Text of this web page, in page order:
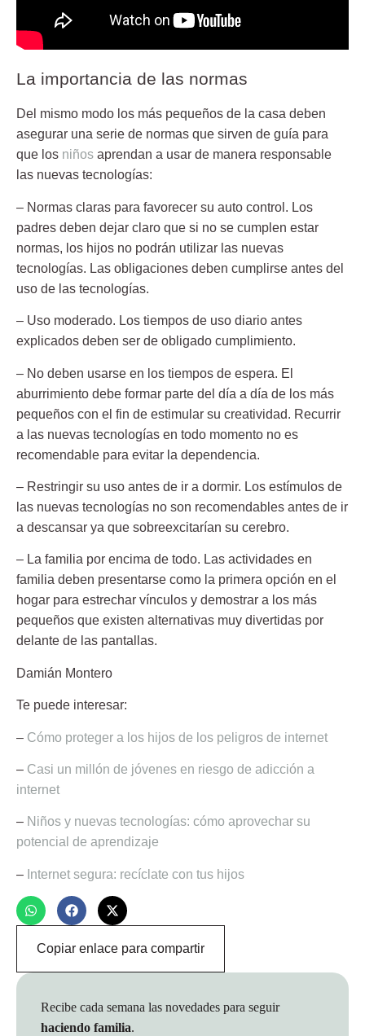
La importancia de las normas
Del mismo modo los más pequeños de la casa deben
asegurar una serie de normas que sirven de guía para
que los niños aprendan a usar de manera responsable
las nuevas tecnologías:
– Normas claras para favorecer su auto control. Los
padres deben dejar claro que si no se cumplen estar
normas, los hijos no podrán utilizar las nuevas
tecnologías. Las obligaciones deben cumplirse antes del
uso de las tecnologías.
– Uso moderado. Los tiempos de uso diario antes
explicados deben ser de obligado cumplimiento.
– No deben usarse en los tiempos de espera. El
aburrimiento debe formar parte del día a día de los más
pequeños con el fin de estimular su creatividad. Recurrir
a las nuevas tecnologías en todo momento no es
recomendable para evitar la dependencia.
– Restringir su uso antes de ir a dormir. Los estímulos de
las nuevas tecnologías no son recomendables antes de ir
a descansar ya que sobreexcitarían su cerebro.
– La familia por encima de todo. Las actividades en
familia deben presentarse como la primera opción en el
hogar para estrechar vínculos y demostrar a los más
pequeños que existen alternativas muy divertidas por
delante de las pantallas.
Damián Montero
Te puede interesar:
– Cómo proteger a los hijos de los peligros de internet
– Casi un millón de jóvenes en riesgo de adicción a
internet
– Niños y nuevas tecnologías: cómo aprovechar su
potencial de aprendizaje
– Internet segura: recíclate con tus hijos
Copiar enlace para compartir
Recibe cada semana las novedades para seguir
haciendo familia.